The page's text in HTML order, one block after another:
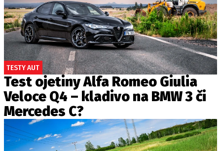
TESTY AUT
Test ojetiny Alfa Romeo Giulia
Veloce Q4 – kladivo na BMW 3 či
Mercedes C?